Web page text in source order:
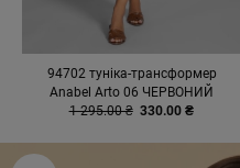
94702 туніка-трансформер
Anabel Arto 06 ЧЕРВОНИЙ
1 295.00 ₴ 330.00 ₴